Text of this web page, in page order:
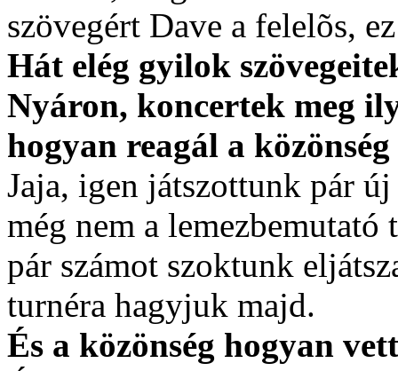
szövegért Dave a felelõs,
Hát elég gyilok
Nyáron, koncertek meg
hogyan reagál a
Jaja, igen játszottunk pár
még nem a
pár számot szoktunk
turnéra hagyjuk majd.
És a közönség hogyan